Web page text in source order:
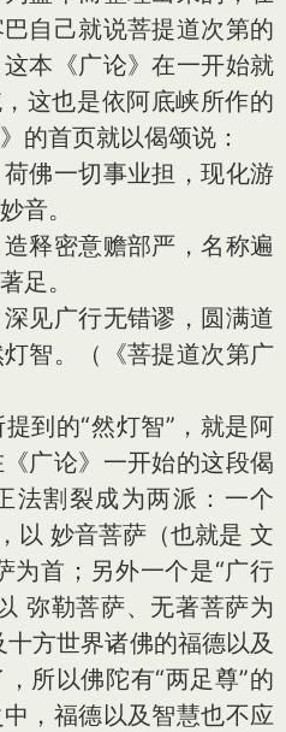
巴自己就说菩提道次第的
本《广论》在一开始就
这也是依阿底峡所作的
的首页就以偈颂说：
佛一切事业担，现化游
音。
密意赡部严，名称遍
足。
广行无错谬，圆满道
智。（《菩提道次第广
的“然灯智”，就是阿
广论》一开始的这段偈
法割裂成为两派：一个
以 妙音菩萨（也就是 文
为首；另外一个是“广行
弥勒菩萨、无著菩萨为
方世界诸佛的福德以及
所以佛陀有“两足尊”的
，福德以及智慧也不应